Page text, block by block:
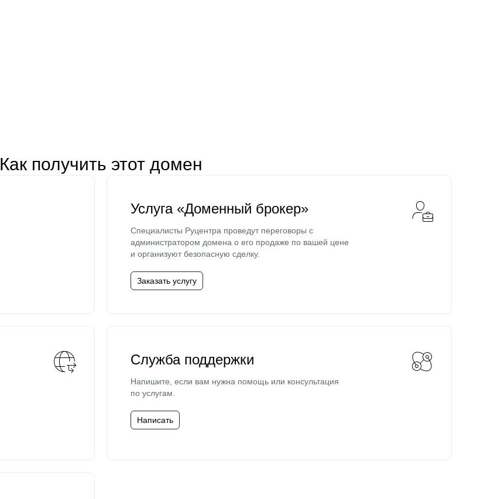
Как получить этот домен
Услуга «Доменный брокер»
Специалисты Руцентра проведут переговоры с
администратором домена о его продаже по вашей цене
и организуют безопасную сделку.
Заказать услугу
Служба поддержки
Напишите, если вам нужна помощь или консультация
по услугам.
Написать